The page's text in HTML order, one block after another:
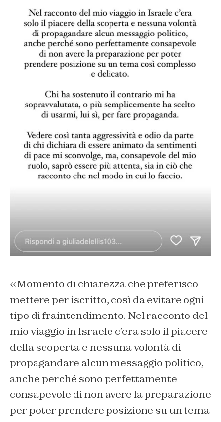
«Momento di chiarezza che preferisco
mettere per iscritto, così da evitare ogni
tipo di fraintendimento. Nel racconto del
mio viaggio in Israele c’era solo il piacere
della scoperta e nessuna volontà di
propagandare alcun messaggio politico,
anche perché sono perfettamente
consapevole di non avere la preparazione
per poter prendere posizione su un tema